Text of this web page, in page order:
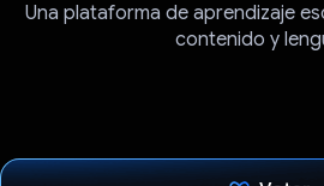
Una plataforma de aprendizaje
contenido y